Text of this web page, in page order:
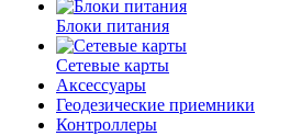
Блоки питания
Сетевые карты
Аксессуары
Геодезические приемники
Контроллеры